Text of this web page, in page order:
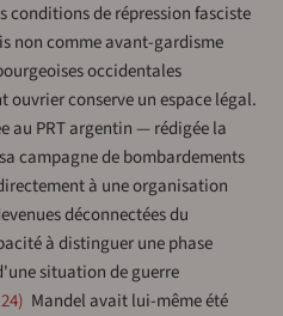
conditions de répression fasciste
non comme avant-gardisme
occidentales
conserve un espace légal.
au PRT argentin — rédigée la
campagne de bombardements
à une organisation
déconnectées du
à distinguer une phase
situation de guerre
24 Mandel avait lui-même été